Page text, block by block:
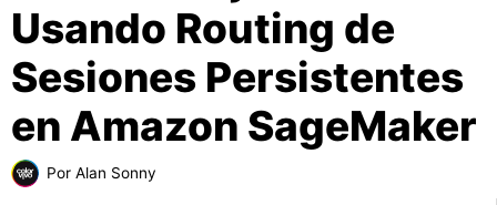
Usando Routing de
Sesiones Persistentes
en Amazon SageMaker
Por Alan Sonny